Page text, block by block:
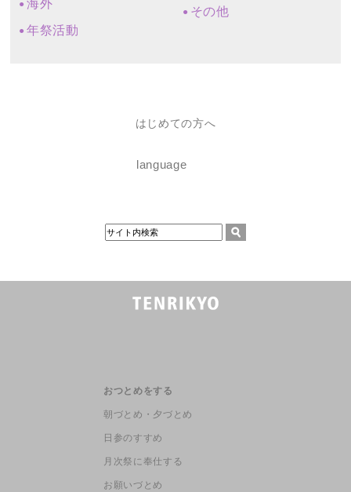
海外
年祭活動
その他
はじめての方へ
language
おつとめをする
朝づとめ・夕づとめ
日参のすすめ
月次祭に奉仕する
お願いづとめ